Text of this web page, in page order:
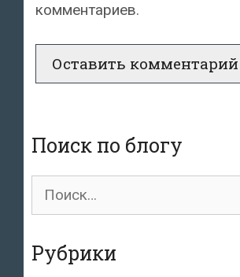
комментариев.
Поиск по блогу
Поиск
Рубрики